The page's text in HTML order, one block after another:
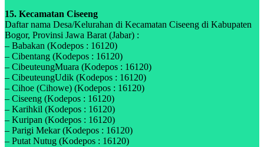
15. Kecamatan Ciseeng
Daftar nama Desa/Kelurahan di Kecamatan Ciseeng di Kabupaten
Bogor, Provinsi Jawa Barat (Jabar) :
– Babakan (Kodepos : 16120)
– Cibentang (Kodepos : 16120)
– CibeuteungMuara (Kodepos : 16120)
– CibeuteungUdik (Kodepos : 16120)
– Cihoe (Cihowe) (Kodepos : 16120)
– Ciseeng (Kodepos : 16120)
– Karihkil (Kodepos : 16120)
– Kuripan (Kodepos : 16120)
– Parigi Mekar (Kodepos : 16120)
– Putat Nutug (Kodepos : 16120)